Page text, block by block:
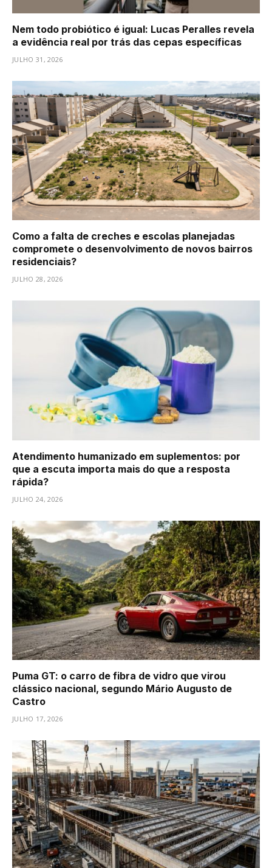
Nem todo probiótico é igual: Lucas Peralles revela
a evidência real por trás das cepas específicas
JULHO 31, 2026
Como a falta de creches e escolas planejadas
compromete o desenvolvimento de novos bairros
residenciais?
JULHO 28, 2026
Atendimento humanizado em suplementos: por
que a escuta importa mais do que a resposta
rápida?
JULHO 24, 2026
Puma GT: o carro de fibra de vidro que virou
clássico nacional, segundo Mário Augusto de
Castro
JULHO 17, 2026